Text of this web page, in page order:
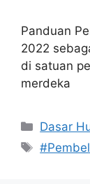
Panduan
2022
di satuan
merdeka
Kategori
Dasar
Tag